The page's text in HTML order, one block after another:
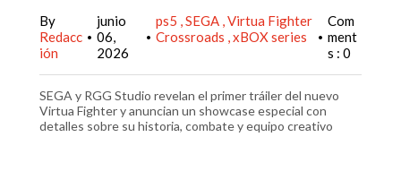
By
Redacc
ión
•
junio
06,
2026
•
ps5 SEGA Virtua Fighter
Crossroads xBOX series •
Com
ment
s : 0
SEGA y RGG Studio revelan el primer tráiler del nuevo
Virtua Fighter y anuncian un showcase especial con
detalles sobre su historia, combate y equipo creativo